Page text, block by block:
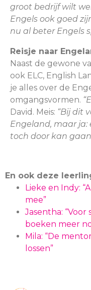
groot bedrijf wilt
Engels ook goed
nu al beter Engels
Reisje naar
Naast de gewone
ook ELC, English
je alles over de
omgangsvormen.
David. Meis: “Bij dit
Engeland, maar ja:
toch door kan
En ook deze
Lieke en Indy:
mee”
Jasentha:
boeken meer
Mila: “De
lossen”